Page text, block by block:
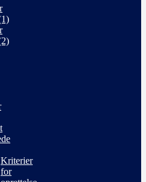
Kriterier
for